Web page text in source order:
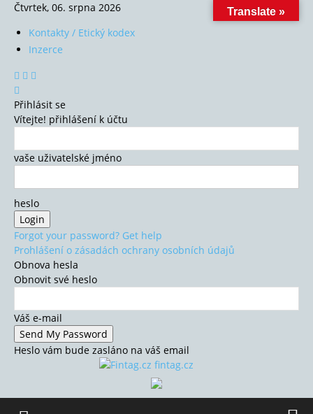
Čtvrtek, 06. srpna 2026
Kontakty / Etický kodex
Inzerce
Přihlásit se
Vítejte! přihlášení k účtu
vaše uživatelské jméno
heslo
Forgot your password? Get help
Prohlášení o zásadách ochrany osobních údajů
Obnova hesla
Obnovit své heslo
Váš e-mail
Heslo vám bude zasláno na váš email
fintag.cz
Translate »